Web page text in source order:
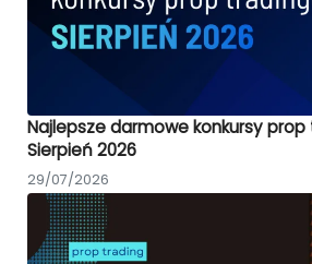
Najlepsze darmowe konkursy prop
Sierpień 2026
29/07/2026